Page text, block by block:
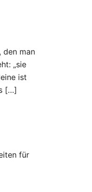
den man
„sie
ist
[…]